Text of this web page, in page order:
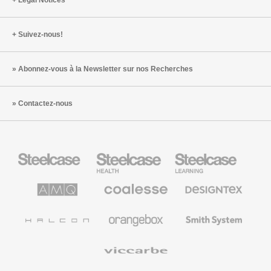
Suivez-nous!
Abonnez-vous à la Newsletter sur nos Recherches
Contactez-nous
Health
Mobilier
pour
secteur
Solutions
Mobilier
Premium
Textiles
Muraux
System